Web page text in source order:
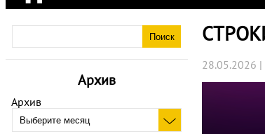
Архив
Архив
28.05.2026